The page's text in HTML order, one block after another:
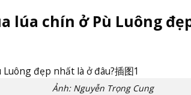
lúa chín ở Pù Luông
Ảnh: Nguyễn Trọng Cung